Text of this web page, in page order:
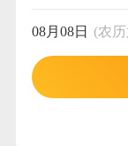
08月08日 (农